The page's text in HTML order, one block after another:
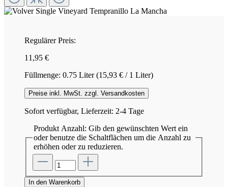
Regulärer Preis:
11,95 €
Füllmenge: 0.75 Liter(15,93 € / 1 Liter)
Preise inkl. MwSt. zzgl. Versandkosten
Sofort verfügbar, Lieferzeit: 2-4 Tage
Produkt Anzahl: Gib den gewünschten Wert ein
oder benutze die Schaltflächen um die Anzahl zu
erhöhen oder zu reduzieren.
In den Warenkorb